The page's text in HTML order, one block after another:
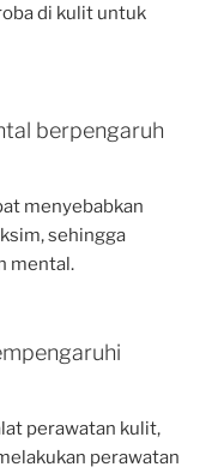
di kulit untuk
berpengaruh
menyebabkan
sehingga
mental.
perawatan kulit,
perawatan